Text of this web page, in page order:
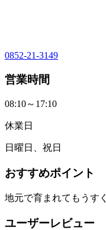
0852-21-3149
営業時間
08:10～17:10
休業日
日曜日、祝日
おすすめポイント
地元で育まれてもうす
ユーザーレビュー